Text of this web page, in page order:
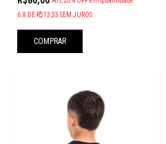
6X DE R$13,33 SEM JUROS
COMPRAR